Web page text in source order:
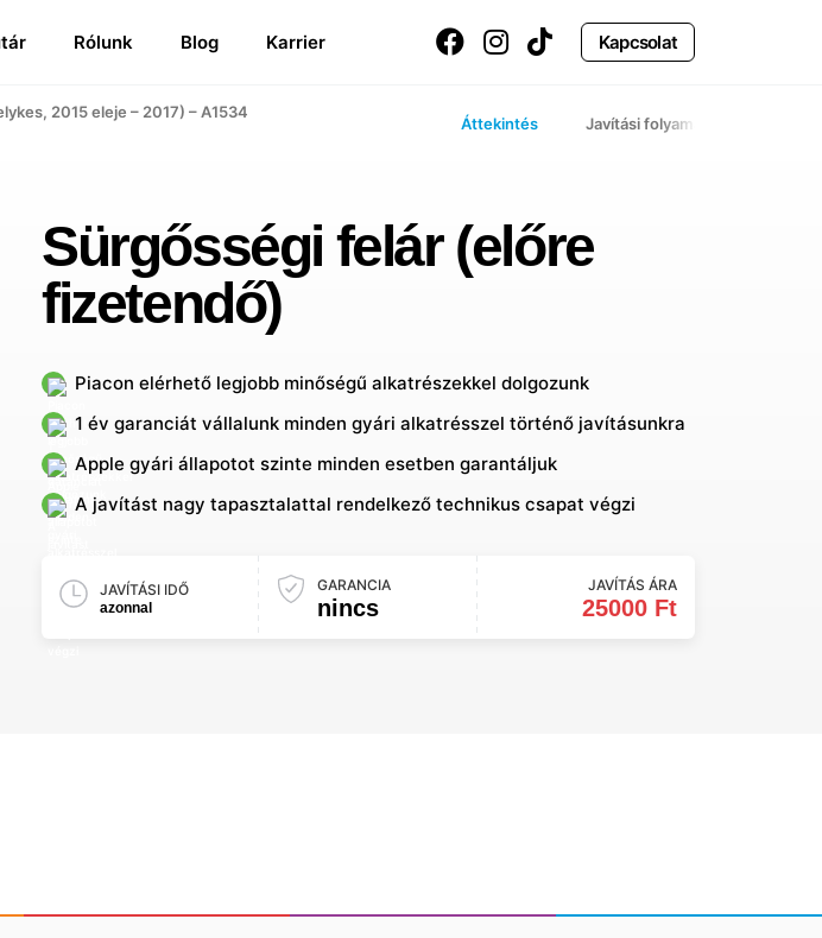
Rólunk Blog Karrier Kapcsolat
2015 eleje – 2017) – A1534
Áttekintés Javítási folyamat
Sürgősségi felár (előre
fizetendő)
Piacon elérhető legjobb minőségű alkatrészekkel dolgozunk
1 év garanciát vállalunk minden gyári alkatrésszel történő javításunkra
Apple gyári állapotot szinte minden esetben garantáljuk
A javítást nagy tapasztalattal rendelkező technikus csapat végzi
JAVÍTÁSI IDŐ
azonnal
GARANCIA
nincs
JAVÍTÁS ÁRA
25000 Ft